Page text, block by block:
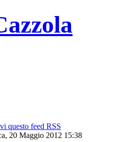
questo feed RSS
20 Maggio 2012 15:38